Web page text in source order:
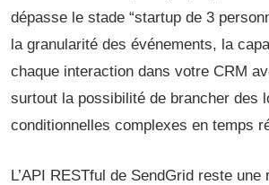
dépasse le stade “startup de 3
la granularité des événements, la
chaque interaction dans votre CRM
surtout la possibilité de brancher des
conditionnelles complexes en temps
L’API RESTful de SendGrid reste